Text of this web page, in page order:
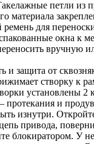
петли из
материала
ремень для
окна к
вручную
и защита от
створку к
установлены 2
протекания и
изнутри.
привода,
блокиратором. У